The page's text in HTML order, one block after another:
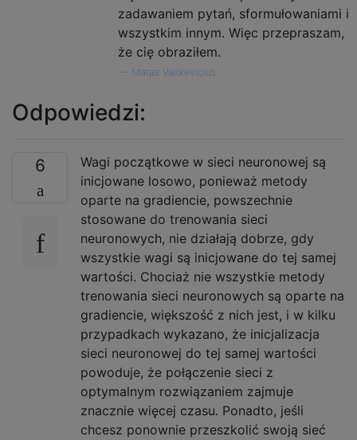
zadawaniem pytań, sformułowaniami i
wszystkim innym. Więc przepraszam,
że cię obraziłem.
Matas Vaitkevicius
Odpowiedzi:
6
Wagi początkowe w sieci neuronowej są
inicjowane losowo, ponieważ metody
oparte na gradiencie, powszechnie
stosowane do trenowania sieci
neuronowych, nie działają dobrze, gdy
wszystkie wagi są inicjowane do tej samej
wartości. Chociaż nie wszystkie metody
trenowania sieci neuronowych są oparte na
gradiencie, większość z nich jest, i w kilku
przypadkach wykazano, że inicjalizacja
sieci neuronowej do tej samej wartości
powoduje, że połączenie sieci z
optymalnym rozwiązaniem zajmuje
znacznie więcej czasu. Ponadto, jeśli
chcesz ponownie przeszkolić swoją sieć